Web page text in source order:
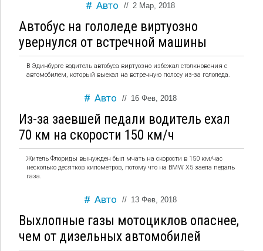
Авто // 2 Мар, 2018
Автобус на гололеде виртуозно
увернулся от встречной машины
В Эдинбурге водитель автобуса виртуозно избежал столкновения с
автомобилем, который выехал на встречную полосу из-за гололеда.
Авто // 16 Фев, 2018
Из-за заевшей педали водитель ехал
70 км на скорости 150 км/ч
Житель Флориды вынужден был мчать на скорости в 150 км/час
несколько десятков километров, потому что на BMW X5 заела педаль
газа.
Авто // 13 Фев, 2018
Выхлопные газы мотоциклов опаснее,
чем от дизельных автомобилей